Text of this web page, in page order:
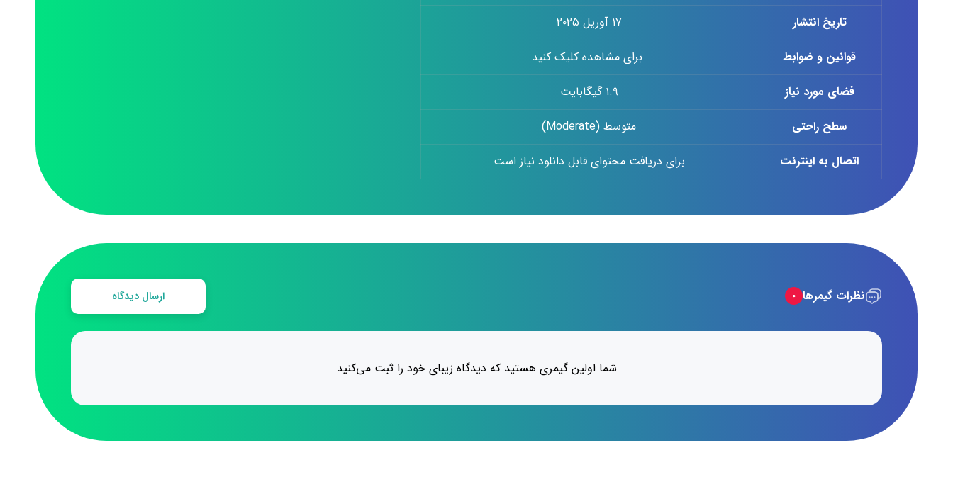
تاریخ انتشار
۱۷ آوریل ۲۰۲۵
قوانین و ضوابط
برای مشاهده کلیک کنید
فضای مورد نیاز
۱.۹ گیگابایت
سطح راحتی
متوسط (Moderate)
اتصال به اینترنت
برای دریافت محتوای قابل دانلود نیاز است
نظرات گیمرها ۰ ارسال دیدگاه
شما اولین گیمری هستید که دیدگاه زیبای خود را ثبت می‌کنید